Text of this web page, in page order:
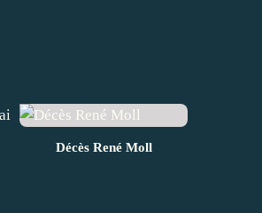
Décès René Moll